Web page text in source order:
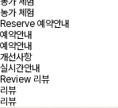
농가 체험
Reserve 예약안내
예약안내
예약안내
개선사항
실시간안내
Review 리뷰
리뷰
리뷰